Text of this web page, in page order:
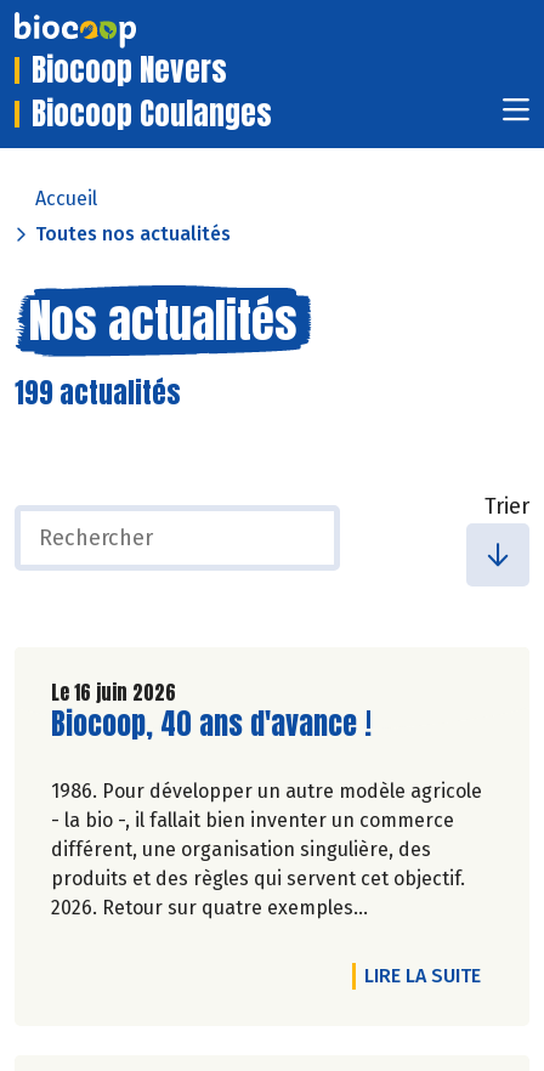
Biocoop Nevers
Biocoop Coulanges
Accueil
Toutes nos actualités
Nos actualités
199 actualités
Trier
Le 16 juin 2026
Lire la suite de l'article
Biocoop, 40 ans d'avance !
1986. Pour développer un autre modèle agricole
- la bio -, il fallait bien inventer un commerce
différent, une organisation singulière, des
produits et des règles qui servent cet objectif.
2026. Retour sur quatre exemples
évidences ou d'actualité dans la société.LIRE LA SUITEDE